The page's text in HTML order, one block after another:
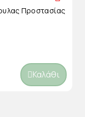
Προστασίας
Καλάθι